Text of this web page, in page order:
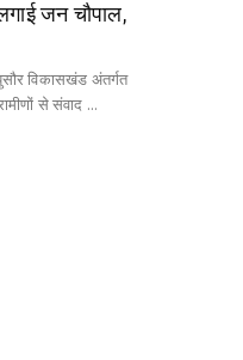
जन चौपाल,
विकासखंड अंतर्गत
से संवाद ...